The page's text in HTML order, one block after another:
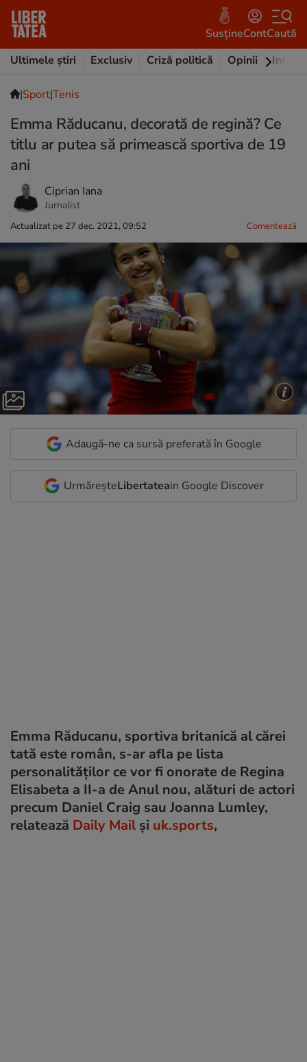
SusțineContCaută
Ultimele știri
Exclusiv Criză politică Opinii
|Sport|Tenis
Emma Răducanu, decorată de regină? Ce
titlu ar putea să primească sportiva de 19
ani
Ciprian Iana
Jurnalist
Actualizat pe 27 dec. 2021, 09:52 Comentează
Adaugă-ne ca sursă preferată în Google
UrmăreșteLibertateain Google Discover
Emma Răducanu, sportiva britanică al cărei
tată este român, s-ar afla pe lista
personalităților ce vor fi onorate de Regina
Elisabeta a II-a de Anul nou, alături de actori
precum Daniel Craig sau Joanna Lumley,
relatează Daily Mail și uk.sports,